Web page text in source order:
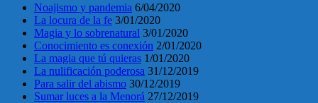
Noajismo y pandemia 6/04/2020
La locura de la fe 3/01/2020
Magia y lo sobrenatural 3/01/2020
Conocimiento es conexión 2/01/2020
La magia que tú quieras 1/01/2020
La nulificación poderosa 31/12/2019
Para salir del abismo 30/12/2019
Sumar luces a la Menorá 27/12/2019